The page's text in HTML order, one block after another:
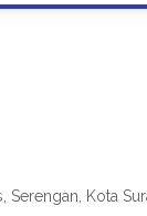
Kota